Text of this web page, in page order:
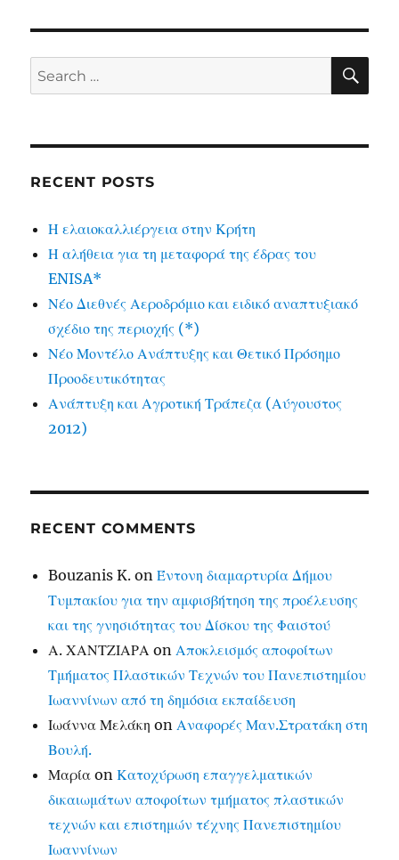
Search
for:
RECENT POSTS
Η ελαιοκαλλιέργεια στην Κρήτη
Η αλήθεια για τη μεταφορά της έδρας του
ENISA*
Νέο Διεθνές Αεροδρόμιο και ειδικό αναπτυξιακό
σχέδιο της περιοχής (*)
Νέο Μοντέλο Ανάπτυξης και Θετικό Πρόσημο
Προοδευτικότητας
Ανάπτυξη και Αγροτική Τράπεζα (Αύγουστος
2012)
RECENT COMMENTS
Bouzanis K. onΈντονη διαμαρτυρία Δήμου
Τυμπακίου για την αμφισβήτηση της προέλευσης
και της γνησιότητας του Δίσκου της Φαιστού
Α. ΧΑΝΤΖΙΑΡΑ onΑποκλεισμός αποφοίτων
Τμήματος Πλαστικών Τεχνών του Πανεπιστημίου
Ιωαννίνων από τη δημόσια εκπαίδευση
Ιωάννα Μελάκη onΑναφορές Μαν.Στρατάκη στη
Βουλή.
Μαρία onΚατοχύρωση επαγγελματικών
δικαιωμάτων αποφοίτων τμήματος πλαστικών
τεχνών και επιστημών τέχνης Πανεπιστημίου
Ιωαννίνων